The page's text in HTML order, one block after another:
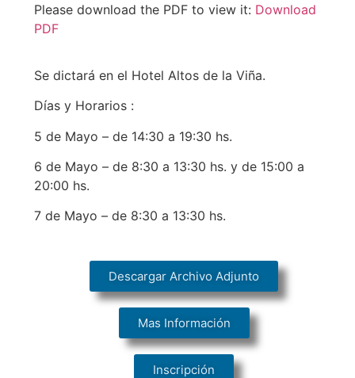
Please download the PDF to view it: Download
PDF
Se dictará en el Hotel Altos de la Viña.
Días y Horarios :
5 de Mayo – de 14:30 a 19:30 hs.
6 de Mayo – de 8:30 a 13:30 hs. y de 15:00 a
20:00 hs.
7 de Mayo – de 8:30 a 13:30 hs.
Descargar Archivo Adjunto
Mas Información
Inscripción